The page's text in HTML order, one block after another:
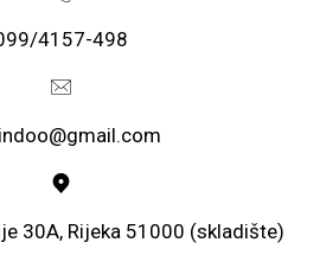
4157-498
30A, Rijeka 51000 (skladište)